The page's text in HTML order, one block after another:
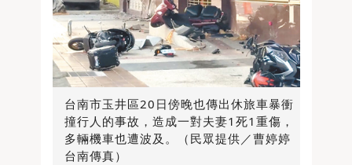
台南市玉井區20日傍晚也傳出休旅車暴衝
撞行人的事故，造成一對夫妻1死1重傷，
多輛機車也遭波及。（民眾提供／曹婷婷
台南傳真）